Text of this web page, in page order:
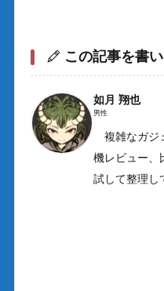
この記事を書
如月 翔也
男性
複雑なガジ
機レビュー、
試して整理し